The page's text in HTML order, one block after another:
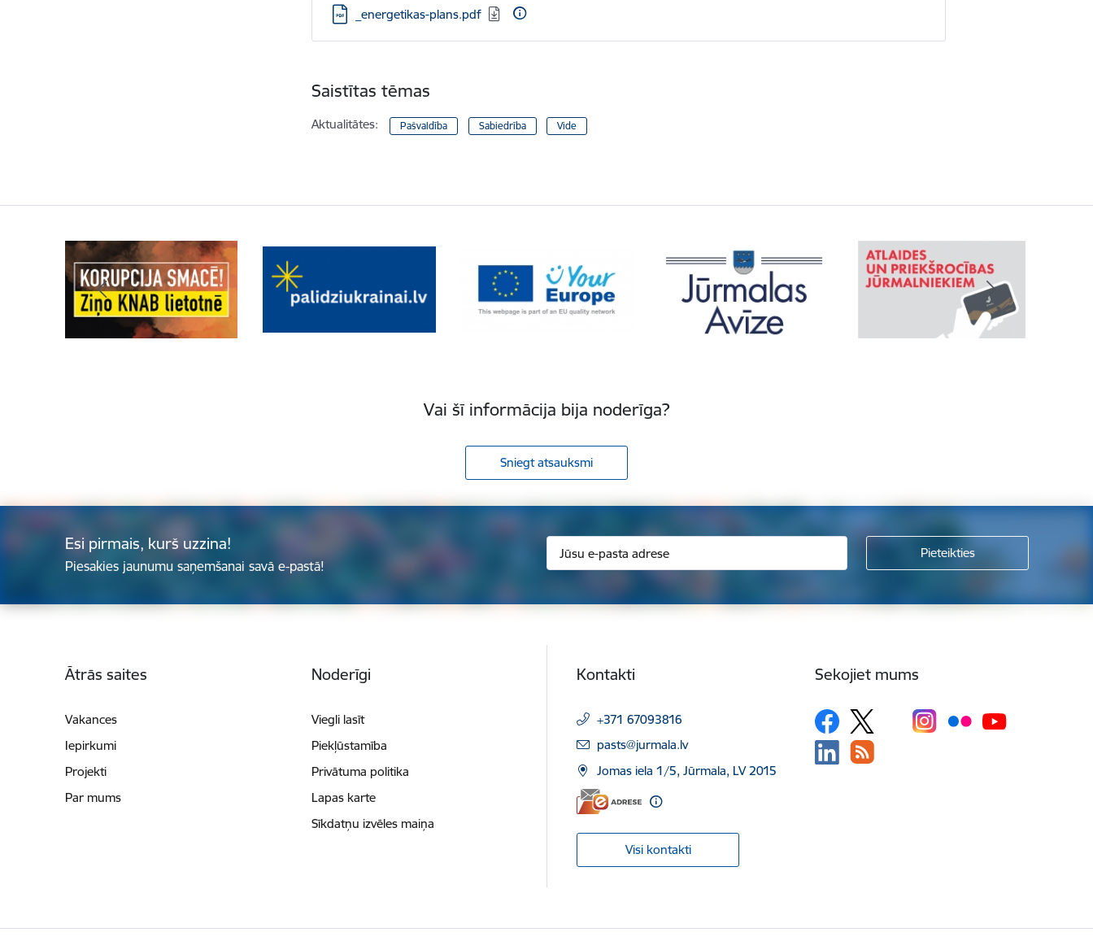
Lejupielādēt:
_energetikas-plans.pdf
Saistītas tēmas
Aktualitātes: Pašvaldība Sabiedrība Vide
Vai šī informācija bija noderīga?
Sniegt atsauksmi
Esi pirmais, kurš uzzina!
Piesakies jaunumu saņemšanai savā e-pastā!
Ātrās saites
Vakances
Iepirkumi
Projekti
Par mums
Noderīgi
Viegli lasīt
Piekļūstamība
Privātuma politika
Lapas karte
Sīkdatņu izvēles maiņa
Kontakti
+371 67093816
E-pasts:
pasts@jurmala.lv
Jomas iela 1/5, Jūrmala, LV 2015
Visi kontakti
Sekojiet mums